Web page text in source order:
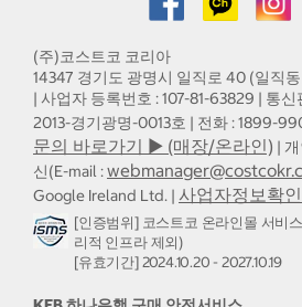
(주)코스트코 코리아
14347 경기도 광명시 일직로 40 (일직
| 사업자 등록번호 : 107-81-63829 | 통
2013-경기광명-0013호 | 전화 : 1899-
문의 바로가기 ▶ (매장/온라인) |
신(E-mail :
Google Ireland Ltd. | 사업자정보확인
[인증범위] 코스트코 온라인몰 서비
리적 인프라 제외)
[유효기간] 2024.10.20 - 2027.10.19